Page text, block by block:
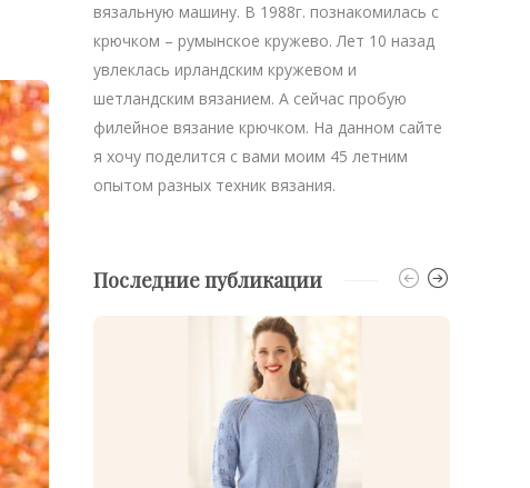
вязальную машину. В 1988г. познакомилась с
крючком – румынское кружево. Лет 10 назад
увлеклась ирландским кружевом и
шетландским вязанием. А сейчас пробую
филейное вязание крючком. На данном сайте
я хочу поделится с вами моим 45 летним
опытом разных техник вязания.
Последние публикации